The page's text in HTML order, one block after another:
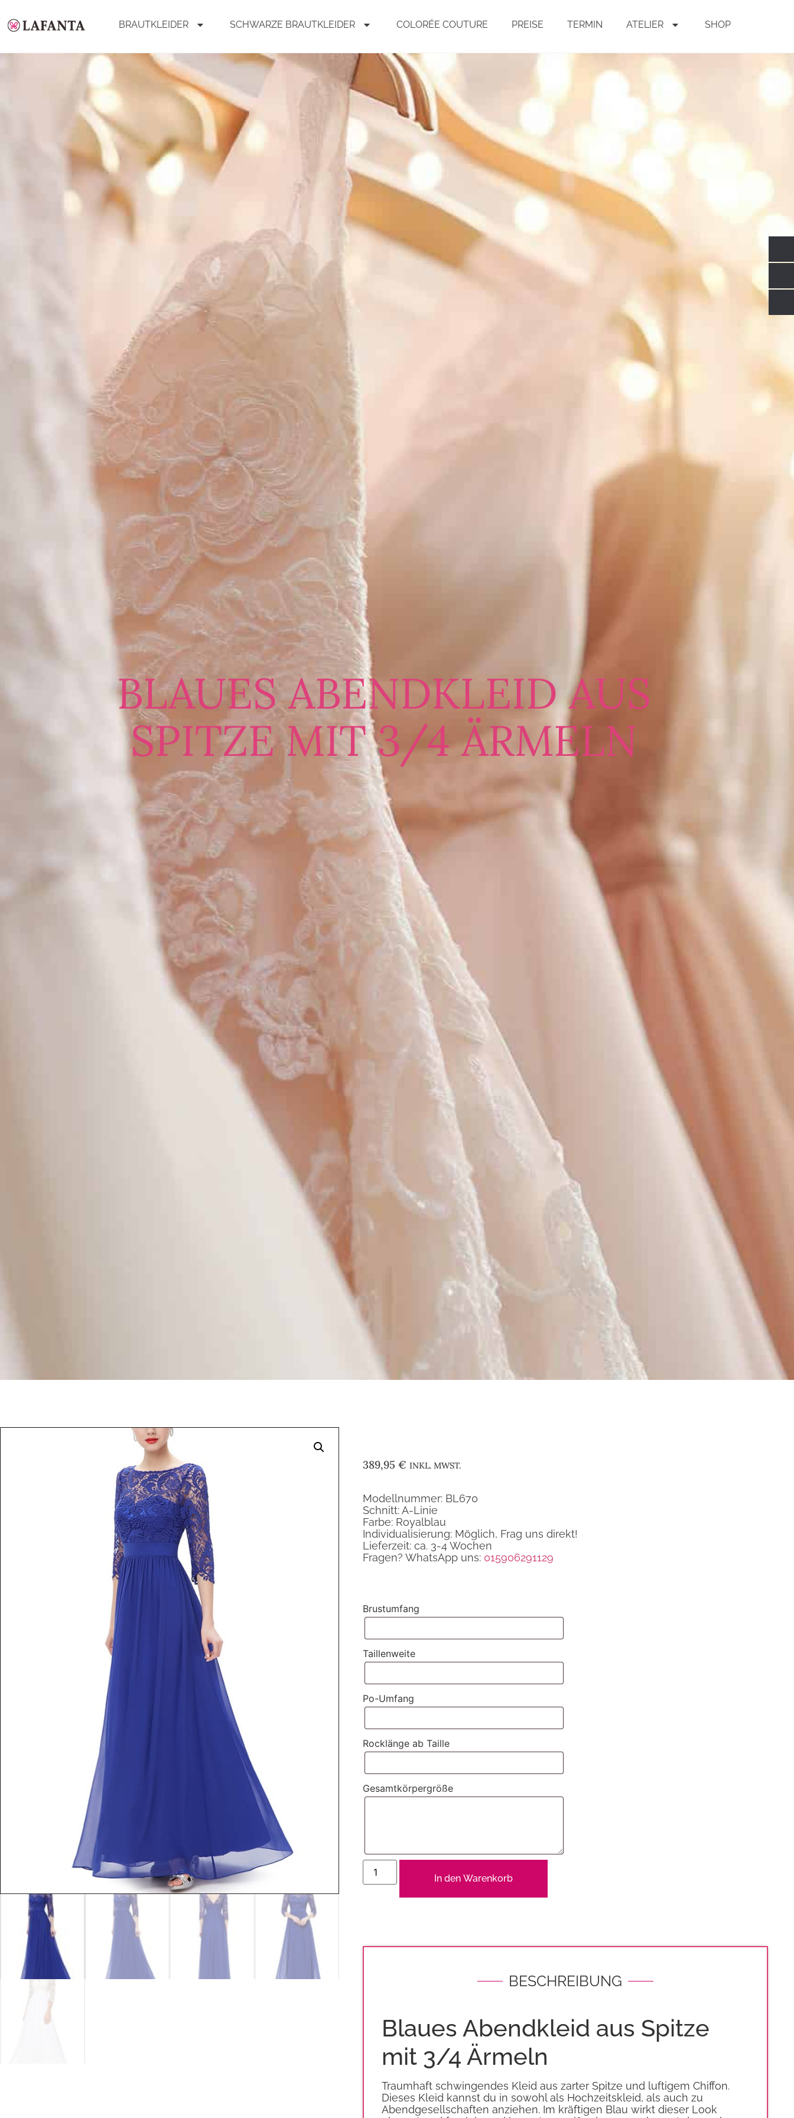
BRAUTKLEIDER SCHWARZE BRAUTKLEIDER COLORÉE COUTURE PREISE TERMIN ATELIER SHOP
BLAUES ABENDKLEID AUS
SPITZE MIT 3/4 ÄRMELN
389,95 € INKL. MWST.
Modellnummer: BL670
Schnitt: A-Linie
Farbe: Royalblau
Individualisierung: Möglich, Frag uns direkt!
Lieferzeit: ca. 3-4 Wochen
Fragen? WhatsApp uns: 015906291129
Brustumfang
Taillenweite
Po-Umfang
Rocklänge ab Taille
Gesamtkörpergröße
In den Warenkorb
BESCHREIBUNG
Blaues Abendkleid aus Spitze
mit 3/4 Ärmeln
Traumhaft schwingendes Kleid aus zarter Spitze und luftigem Chiffon.
Dieses Kleid kannst du in sowohl als Hochzeitskleid, als auch zu
Abendgesellschaften anziehen. Im kräftigen Blau wirkt dieser Look